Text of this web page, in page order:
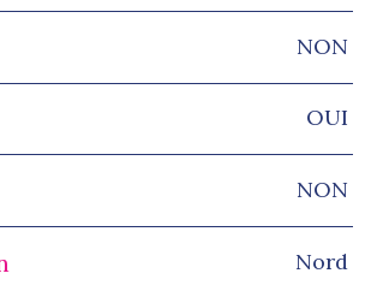
NON
OUI
NON
Nord